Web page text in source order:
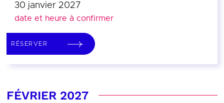
30 janvier 2027
date et heure à confirmer
RÉSERVER
FÉVRIER 2027